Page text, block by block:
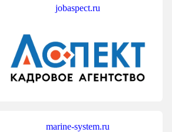
jobaspect.ru
marine-system.ru